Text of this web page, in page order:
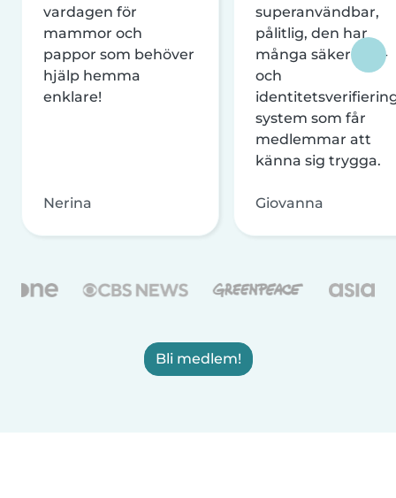
vardagen för
mammor och
pappor som behöver
hjälp hemma
enklare!
Nerina
superanvändbar,
pålitlig, den har
många säkerhets-
och
system som får
medlemmar att
känna sig trygga.
Giovanna
Bli medlem!